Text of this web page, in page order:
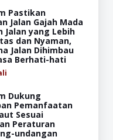
Pastikan
Jalan Gajah Mada
Jalan yang Lebih
dan Nyaman,
Jalan Dihimbau
Berhati-hati
Dukung
Pemanfaatan
Sesuai
Peraturan
undangan